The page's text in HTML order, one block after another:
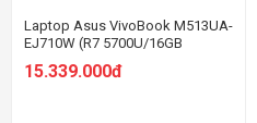
Laptop Asus VivoBook M513UA-
EJ710W (R7 5700U/16GB
FHD/Win11/Bạc)
15.339.000đ